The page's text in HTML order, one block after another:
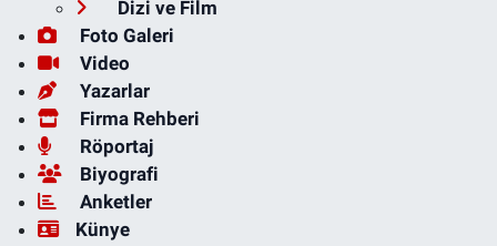
Dizi ve Film
Foto Galeri
Video
Yazarlar
Firma Rehberi
Röportaj
Biyografi
Anketler
Künye